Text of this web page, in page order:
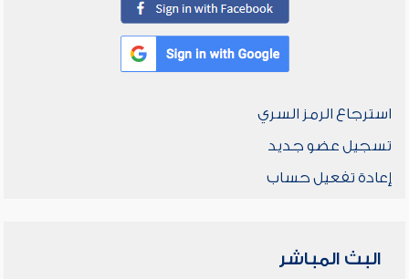
استرجاع الرمز السري
تسجيل عضو جديد
إعادة تفعيل حساب
البث المباشر